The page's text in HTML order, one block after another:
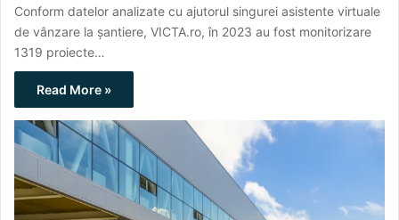
Conform datelor analizate cu ajutorul singurei asistente virtuale
de vânzare la șantiere, VICTA.ro, în 2023 au fost monitorizare
1319 proiecte…
Read More »